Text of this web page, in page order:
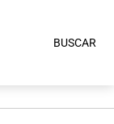
BUSCAR